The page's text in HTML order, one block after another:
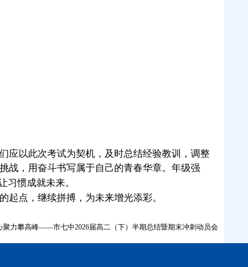
应以此次考试为契机，及时总结经验教训，调整
战，用奋斗书写属于自己的青春华章。年级强
习惯成就未来。
起点，继续拼搏，为未来增光添彩。
力攀高峰——市七中2026届高二（下）半期总结暨期末冲刺动员会